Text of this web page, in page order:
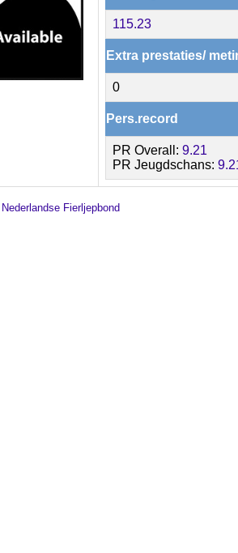
115.23
Extra prestaties/
0
Pers.record
PR Overall: 9.21
PR Jeugdschans:
Nederlandse Fierljepbond